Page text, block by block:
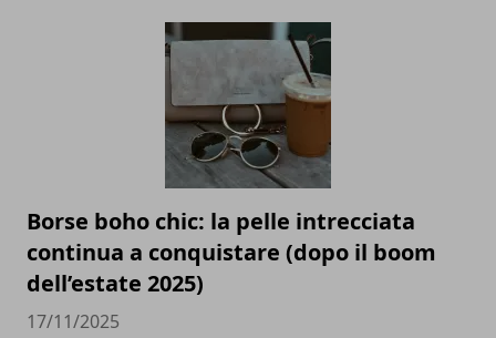
Borse boho chic: la pelle intrecciata
continua a conquistare (dopo il boom
dell’estate 2025)
17/11/2025